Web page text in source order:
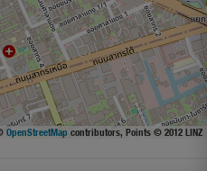
OpenStreetMap contributors, Points © 2012 LINZ